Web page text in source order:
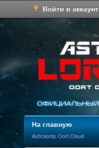
Войти в аккаунт
На главную
Astrolords Oort Cloud